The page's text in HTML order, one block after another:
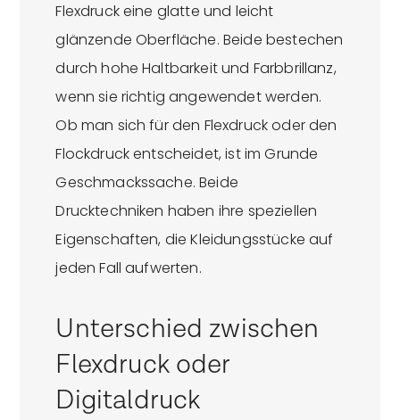
Flexdruck eine glatte und leicht
glänzende Oberfläche. Beide bestechen
durch hohe Haltbarkeit und Farbbrillanz,
wenn sie richtig angewendet werden.
Ob man sich für den Flexdruck oder den
Flockdruck entscheidet, ist im Grunde
Geschmackssache. Beide
Drucktechniken haben ihre speziellen
Eigenschaften, die Kleidungsstücke auf
jeden Fall aufwerten.
Unterschied zwischen
Flexdruck oder
Digitaldruck